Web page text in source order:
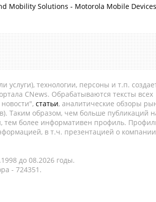
Mobility Solutions - Motorola Mobile Devices
технологии, персоны и т.п.
CNews. Обрабатываются тексты всех
статьи, аналитические обзоры
Таким образом, чем больше публикаций
тем более информативен профиль.
в т.ч. презентацией о
до 08.2026 годы.
- 724351.